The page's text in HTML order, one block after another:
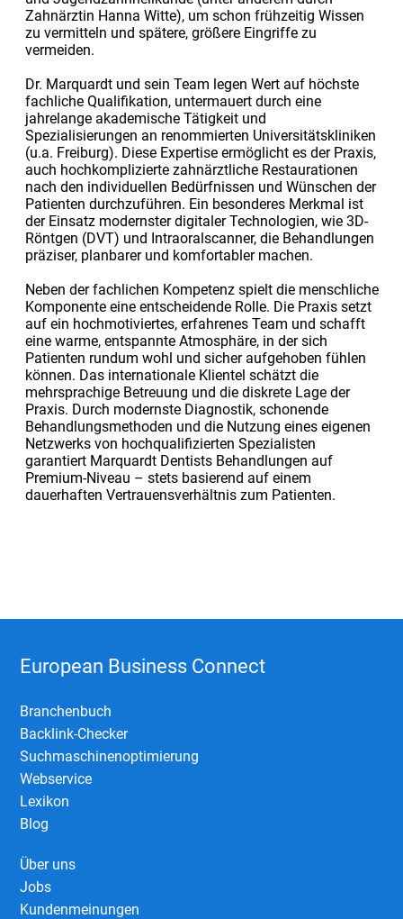
Zahnärztin Hanna Witte), um schon frühzeitig Wissen
zu vermitteln und spätere, größere Eingriffe zu
vermeiden.
Dr. Marquardt und sein Team legen Wert auf höchste
fachliche Qualifikation, untermauert durch eine
jahrelange akademische Tätigkeit und
Spezialisierungen an renommierten Universitätskliniken
(u.a. Freiburg). Diese Expertise ermöglicht es der Praxis,
auch hochkomplizierte zahnärztliche Restaurationen
nach den individuellen Bedürfnissen und Wünschen der
Patienten durchzuführen. Ein besonderes Merkmal ist
der Einsatz modernster digitaler Technologien, wie 3D-
Röntgen (DVT) und Intraoralscanner, die Behandlungen
präziser, planbarer und komfortabler machen.
Neben der fachlichen Kompetenz spielt die menschliche
Komponente eine entscheidende Rolle. Die Praxis setzt
auf ein hochmotiviertes, erfahrenes Team und schafft
eine warme, entspannte Atmosphäre, in der sich
Patienten rundum wohl und sicher aufgehoben fühlen
können. Das internationale Klientel schätzt die
mehrsprachige Betreuung und die diskrete Lage der
Praxis. Durch modernste Diagnostik, schonende
Behandlungsmethoden und die Nutzung eines eigenen
Netzwerks von hochqualifizierten Spezialisten
garantiert Marquardt Dentists Behandlungen auf
Premium-Niveau – stets basierend auf einem
dauerhaften Vertrauensverhältnis zum Patienten.
European Business Connect
Branchenbuch
Backlink-Checker
Suchmaschinenoptimierung
Webservice
Lexikon
Blog
Über uns
Jobs
Kundenmeinungen